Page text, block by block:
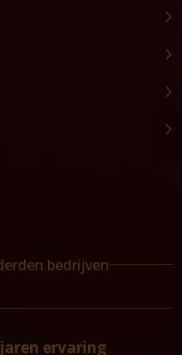
bedrijven
ervaring